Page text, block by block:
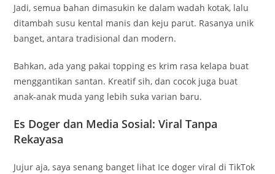
Jadi, semua bahan dimasukin ke dalam wadah kotak, lalu
ditambah susu kental manis dan keju parut. Rasanya unik
banget, antara tradisional dan modern.
Bahkan, ada yang pakai topping es krim rasa kelapa buat
menggantikan santan. Kreatif sih, dan cocok juga buat
anak-anak muda yang lebih suka varian baru.
Es Doger dan Media Sosial: Viral Tanpa
Rekayasa
Jujur aja, saya senang banget lihat Ice doger viral di TikTok